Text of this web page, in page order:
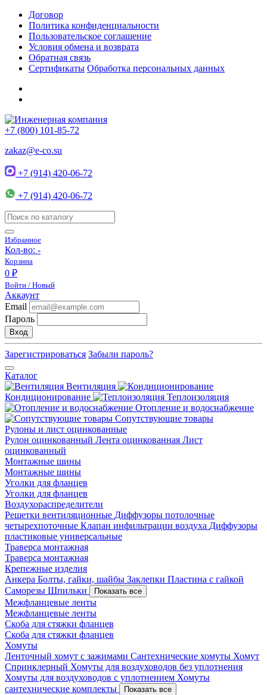
Договор
Политика конфиденциальности
Пользовательское соглашение
Условия обмена и возврата
Обратная связь
Сертификаты Обработка персональных данных
+7 (800) 101-85-72
zakaz@e-co.su
+7 (914) 420-06-72
+7 (914) 420-06-72
Избранное
Кол-во: -
Корзина
0 ₽
Войти / Новый
Аккаунт
Email
Пароль
Вход
Зарегистрироваться Забыли пароль?
Каталог
Вентиляция
Кондиционирование
Теплоизоляция
Отопление и водоснабжение
Сопутствующие товары
Рулоны и лист оцинкованные
Рулон оцинкованный Лента оцинкованная Лист
оцинкованный
Монтажные шины
Монтажные шины
Уголки для фланцев
Уголки для фланцев
Воздухораспределители
Решетки вентиляционные Диффузоры потолочные
четырехпоточные Клапан инфильтрации воздуха Диффузоры
пластиковые универсальные
Траверса монтажная
Траверса монтажная
Крепежные изделия
Анкера Болты, гайки, шайбы Заклепки Пластина с гайкой
Саморезы Шпильки Показать все
Межфланцевые ленты
Межфланцевые ленты
Скоба для стяжки фланцев
Скоба для стяжки фланцев
Хомуты
Ленточный хомут с зажимами Сантехнические хомуты Хомут
Спринклерный Хомуты для воздуховодов без уплотнения
Хомуты для воздуховодов с уплотнением Хомуты
сантехнические комплекты
Показать все